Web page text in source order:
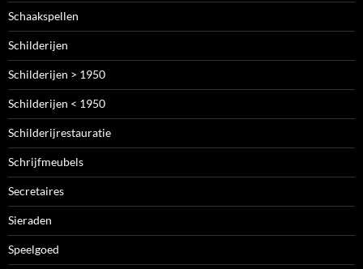
Schaakspellen
Schilderijen
Schilderijen > 1950
Schilderijen < 1950
Schilderijrestauratie
Schrijfmeubels
Secretaires
Sieraden
Speelgoed